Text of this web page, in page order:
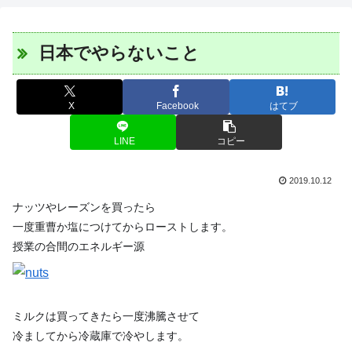
日本でやらないこと
X Facebook はてブ
LINE コピー
2019.10.12
ナッツやレーズンを買ったら
一度重曹か塩につけてからローストします。
授業の合間のエネルギー源
ミルクは買ってきたら一度沸騰させて
冷ましてから冷蔵庫で冷やします。